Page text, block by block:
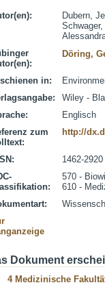
Dubern,
Döring,
in:
Wiley -
Englisch
zum
http://
1462-2920
570 -
610 -
Dokument
4 Medizinische